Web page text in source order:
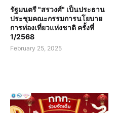
รัฐมนตรี "สรวงศ์" เป็นประธาน
ประชุมคณะกรรมการนโยบาย
การท่องเที่ยวแห่งชาติ ครั้งที่
1/2568
February 25, 2025